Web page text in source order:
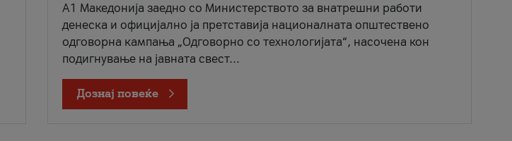
A1 Македонија заедно со Министерството за внатрешни работи
денеска и официјално ја претставија националната општествено
одговорна кампања „Одговорно со технологијата“, насочена кон
подигнување на јавната свест...
Дознај повеќе